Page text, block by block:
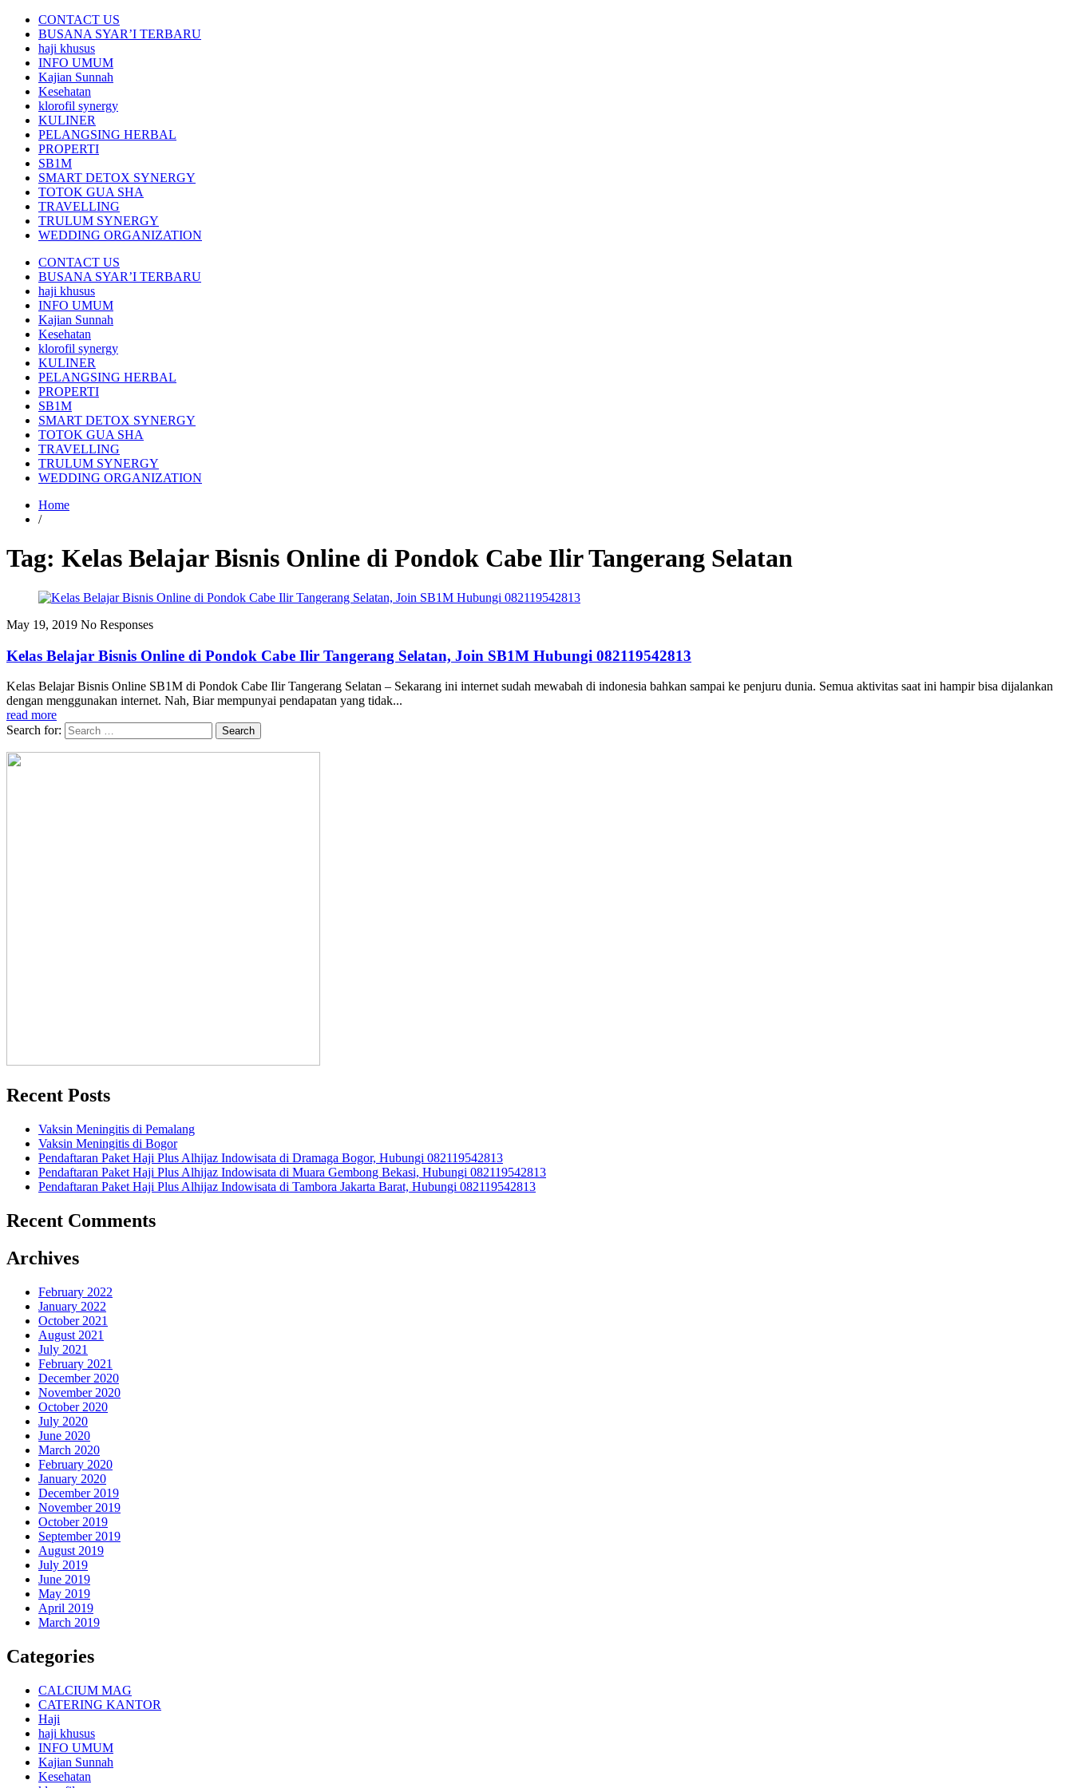
CONTACT US
BUSANA SYAR’I TERBARU
haji khusus
INFO UMUM
Kajian Sunnah
Kesehatan
klorofil synergy
KULINER
PELANGSING HERBAL
PROPERTI
SB1M
SMART DETOX SYNERGY
TOTOK GUA SHA
TRAVELLING
TRULUM SYNERGY
WEDDING ORGANIZATION
CONTACT US
BUSANA SYAR’I TERBARU
haji khusus
INFO UMUM
Kajian Sunnah
Kesehatan
klorofil synergy
KULINER
PELANGSING HERBAL
PROPERTI
SB1M
SMART DETOX SYNERGY
TOTOK GUA SHA
TRAVELLING
TRULUM SYNERGY
WEDDING ORGANIZATION
Home
/
Tag: Kelas Belajar Bisnis Online di Pondok Cabe Ilir Tangerang Selatan
May 19, 2019 No Responses
Kelas Belajar Bisnis Online di Pondok Cabe Ilir Tangerang Selatan, Join SB1M Hubungi 082119542813
Kelas Belajar Bisnis Online SB1M di Pondok Cabe Ilir Tangerang Selatan – Sekarang ini internet sudah mewabah di indonesia bahkan sampai ke penjuru dunia. Semua aktivitas saat ini hampir bisa dijalankan
dengan menggunakan internet. Nah, Biar mempunyai pendapatan yang tidak...
read more
Search for:
Recent Posts
Vaksin Meningitis di Pemalang
Vaksin Meningitis di Bogor
Pendaftaran Paket Haji Plus Alhijaz Indowisata di Dramaga Bogor, Hubungi 082119542813
Pendaftaran Paket Haji Plus Alhijaz Indowisata di Muara Gembong Bekasi, Hubungi 082119542813
Pendaftaran Paket Haji Plus Alhijaz Indowisata di Tambora Jakarta Barat, Hubungi 082119542813
Recent Comments
Archives
February 2022
January 2022
October 2021
August 2021
July 2021
February 2021
December 2020
November 2020
October 2020
July 2020
June 2020
March 2020
February 2020
January 2020
December 2019
November 2019
October 2019
September 2019
August 2019
July 2019
June 2019
May 2019
April 2019
March 2019
Categories
CALCIUM MAG
CATERING KANTOR
Haji
haji khusus
INFO UMUM
Kajian Sunnah
Kesehatan